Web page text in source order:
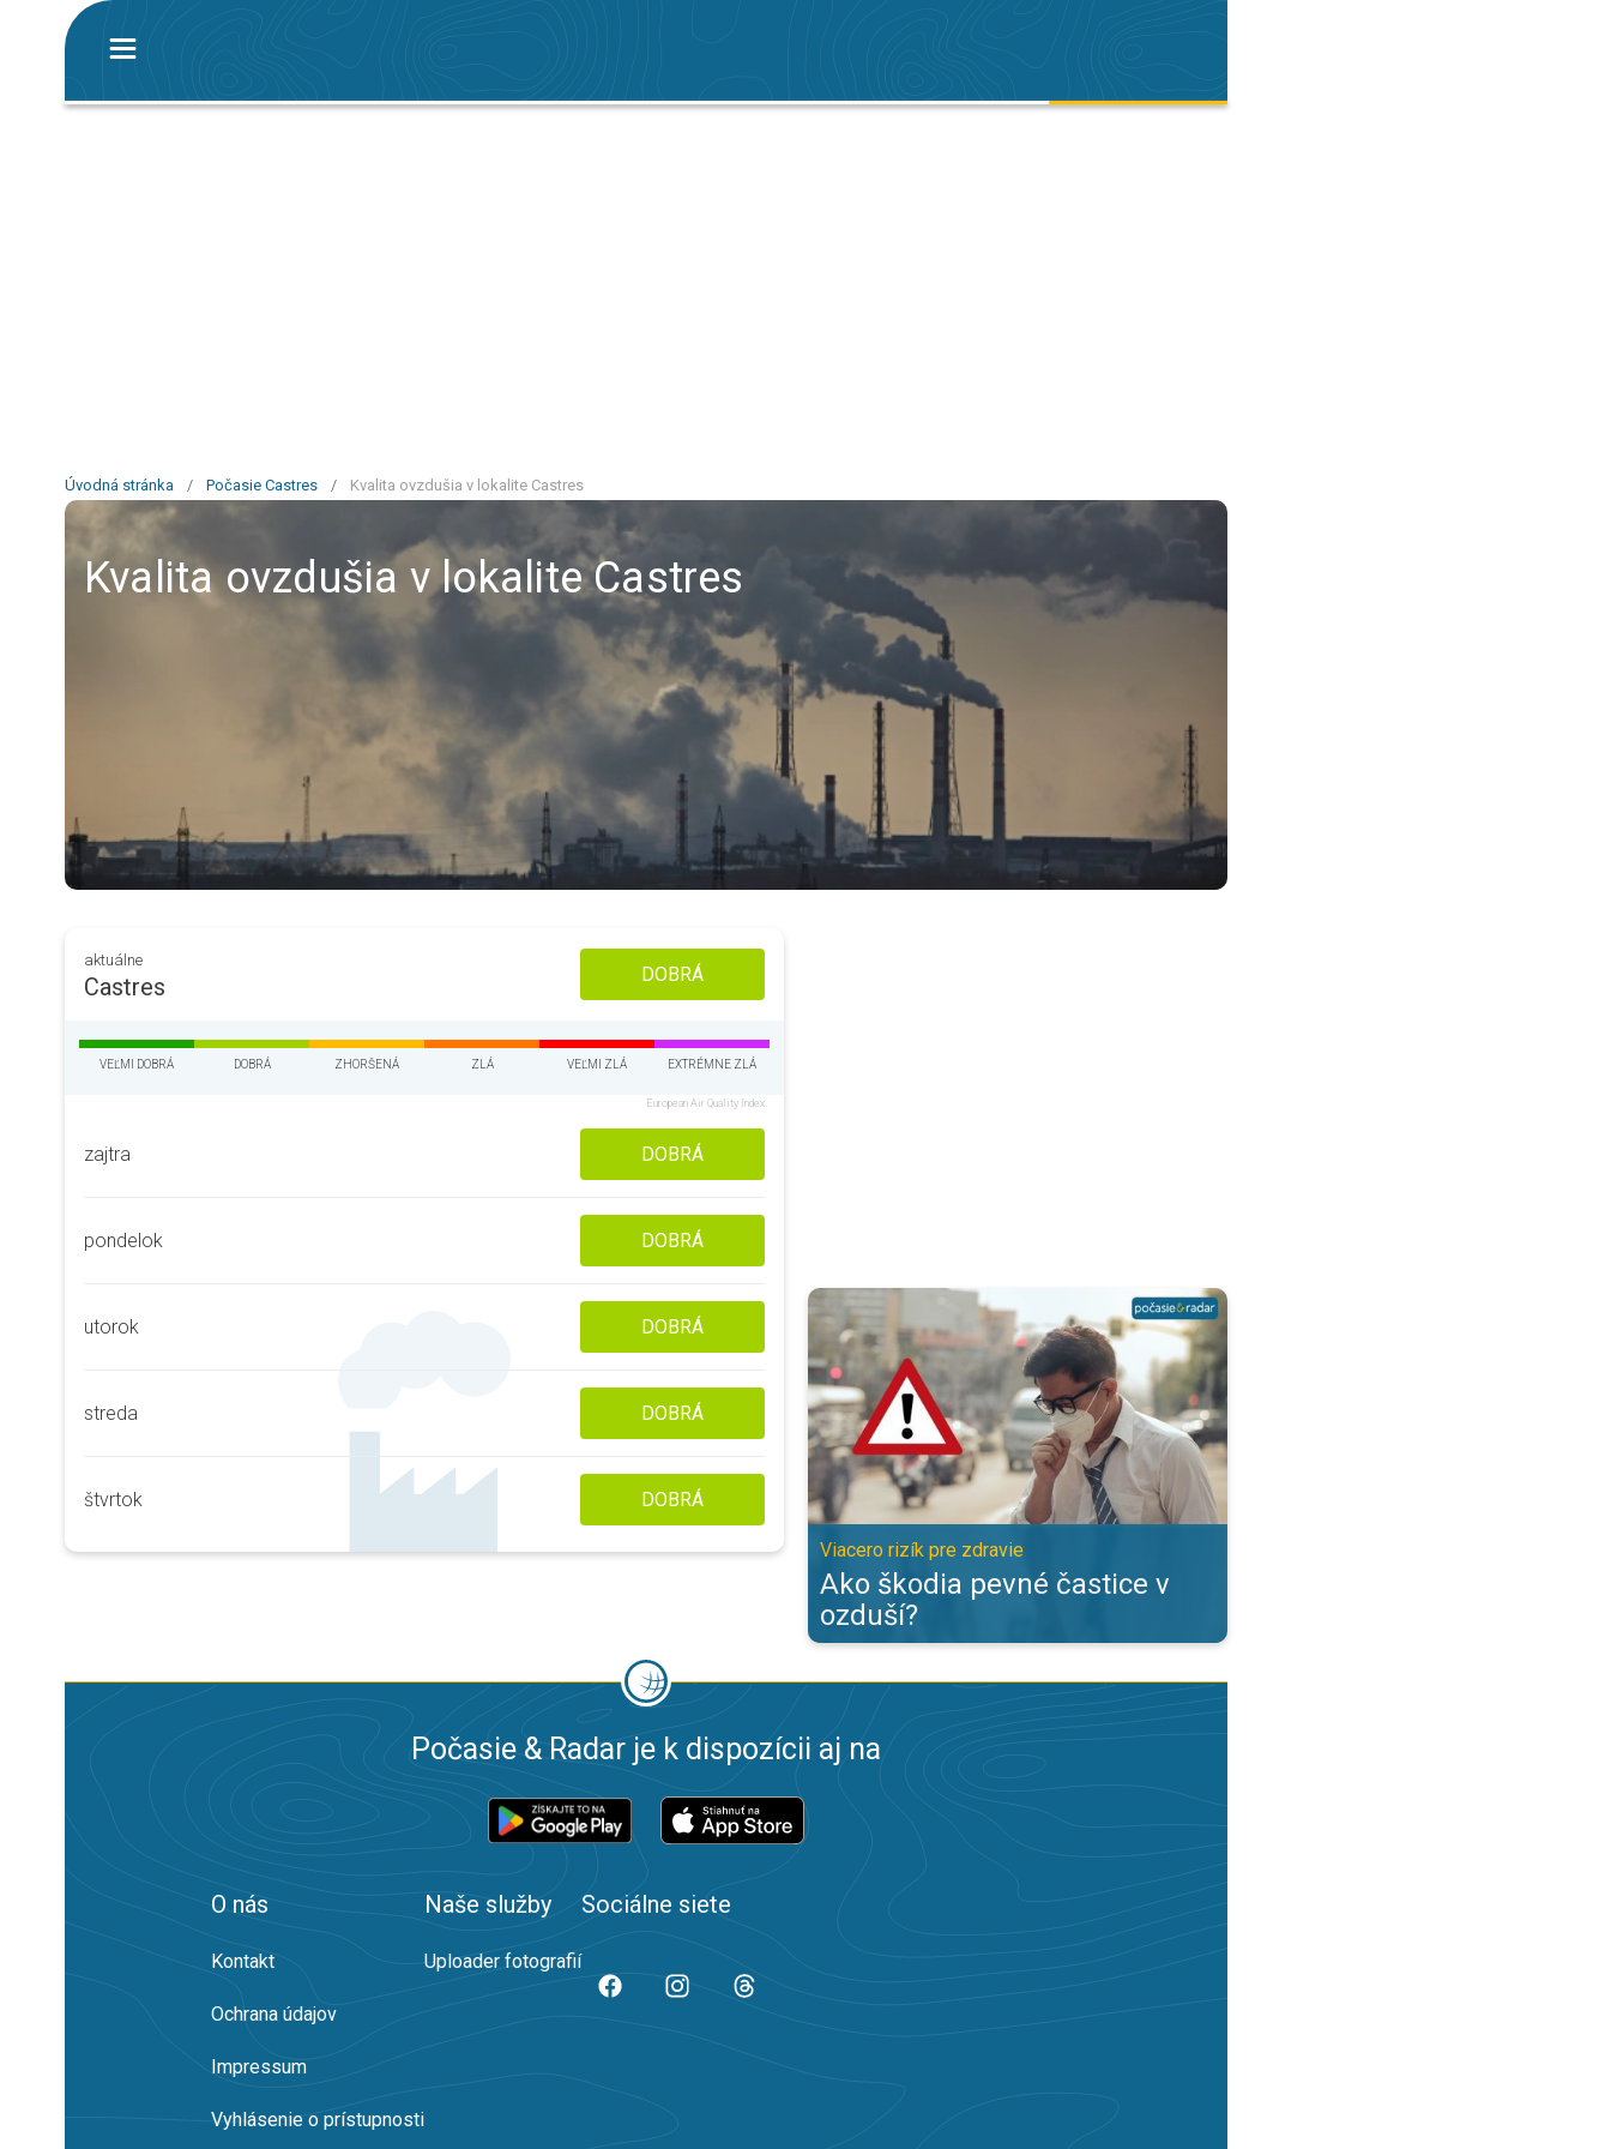
Úvodná stránka / Počasie Castres / Kvalita ovzdušia v lokalite Castres
Kvalita ovzdušia v lokalite Castres
aktuálne
Castres DOBRÁ
VEĽMI DOBRÁ DOBRÁ ZHORŠENÁ ZLÁ VEĽMI ZLÁ EXTRÉMNE ZLÁ
European Air Quality Index
zajtra DOBRÁ
pondelok DOBRÁ
utorok DOBRÁ
streda DOBRÁ
štvrtok DOBRÁ
Ako škodia pevné častice v ozduší?. Viacero rizík pre zdravie. . .
Viacero rizík pre zdravie
Ako škodia pevné častice v
ozduší?
Počasie & Radar je k dispozícii aj na
O nás
Kontakt
Ochrana údajov
Impressum
Vyhlásenie o prístupnosti
Naše služby
Uploader fotografií
Sociálne siete